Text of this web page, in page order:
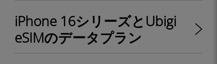
iPhone 16シリーズとUbigi
eSIMのデータプラン